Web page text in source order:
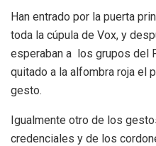
Han entrado por la puerta
toda la cúpula de Vox, y
esperaban a los grupos del
quitado a la alfombra roja el
gesto.
Igualmente otro de los
credenciales y de los